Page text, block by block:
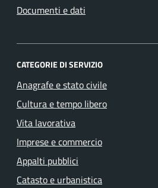
Documenti e dati
CATEGORIE DI SERVIZIO
Anagrafe e stato civile
Cultura e tempo libero
Vita lavorativa
Imprese e commercio
Appalti pubblici
Catasto e urbanistica